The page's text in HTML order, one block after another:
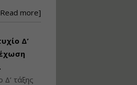
more]
Δ’
Δ’ τάξης
Εκπόνηση Τοπικών και
€130.00